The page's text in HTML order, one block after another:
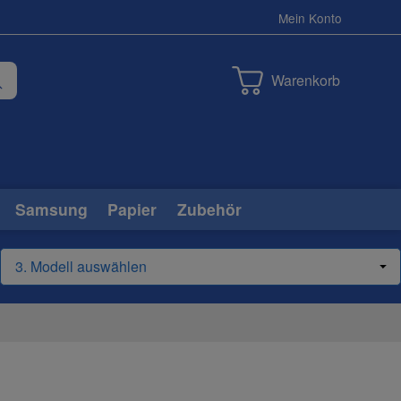
Mein Konto
Warenkorb
Samsung Papier Zubehör